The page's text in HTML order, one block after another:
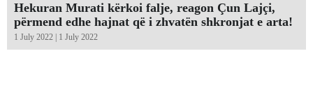
Hekuran Murati kërkoi falje, reagon Çun Lajçi,
përmend edhe hajnat që i zhvatën shkronjat e arta!￼
1 July 2022 | 1 July 2022